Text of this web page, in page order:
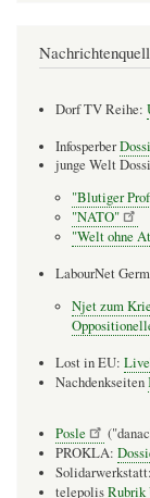
Dorf TV Reihe:
Infosperber
junge Welt
"Blutiger
"NATO"
"Welt ohne
LabourNet
Njet zum
Lost in EU:
Nachdenkseiten
Posle
PROKLA:
Solidarwerkstatt:
telepolisRubrik